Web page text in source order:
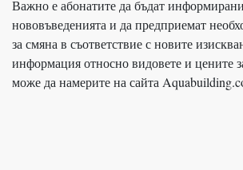
Важно е абонатите да бъдат
нововъведенията и да предприемат
за смяна в съответствие с новите
информация относно видовете и цените
може да намерите на сайта